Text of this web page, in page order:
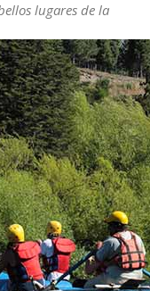
lugares de la